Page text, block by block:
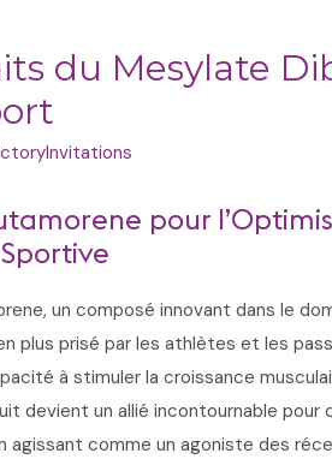
du Mesylate
pour
un composé innovant dans le
plus prisé par les athlètes et les
à stimuler la croissance
devient un allié incontournable pour
agissant comme un agoniste des